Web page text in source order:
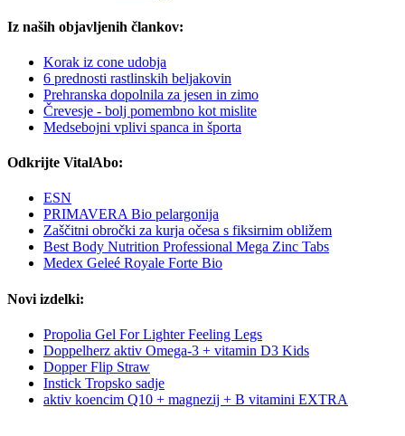
Iz naših objavljenih člankov:
Korak iz cone udobja
6 prednosti rastlinskih beljakovin
Prehranska dopolnila za jesen in zimo
Črevesje - bolj pomembno kot mislite
Medsebojni vplivi spanca in športa
Odkrijte VitalAbo:
ESN
PRIMAVERA Bio pelargonija
Zaščitni obročki za kurja očesa s fiksirnim obližem
Best Body Nutrition Professional Mega Zinc Tabs
Medex Geleé Royale Forte Bio
Novi izdelki:
Propolia Gel For Lighter Feeling Legs
Doppelherz aktiv Omega-3 + vitamin D3 Kids
Dopper Flip Straw
Instick Tropsko sadje
aktiv koencim Q10 + magnezij + B vitamini EXTRA